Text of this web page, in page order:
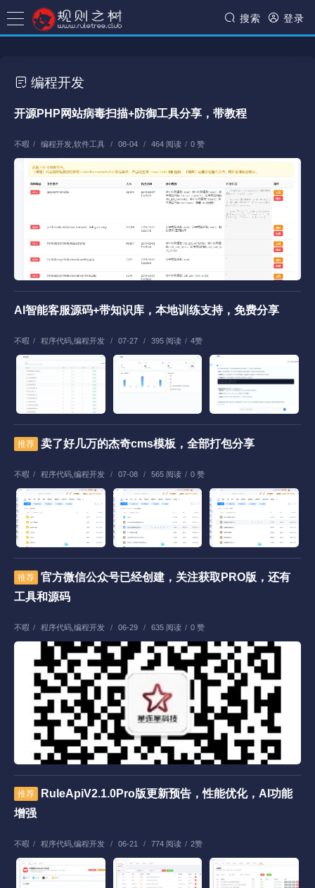
搜索 登录
编程开发
开源PHP网站病毒扫描+防御工具分享，带教程
不暇 / 编程开发 软件工具 / 08-04 / 464 阅读 / 0 赞
AI智能客服源码+带知识库，本地训练支持，免费分享
不暇 / 程序代码 编程开发 / 07-27 / 395 阅读 / 4赞
推荐 卖了好几万的杰奇cms模板，全部打包分享
不暇 / 程序代码 编程开发 / 07-08 / 565 阅读 / 0 赞
推荐
官方微信公众号已经创建，关注获取PRO版，还有
工具和源码
不暇 / 程序代码 编程开发 / 06-29 / 635 阅读 / 0 赞
推荐
RuleApiV2.1.0Pro版更新预告，性能优化，AI功能
增强
不暇 / 程序代码 编程开发 / 06-21 / 774 阅读 / 2赞